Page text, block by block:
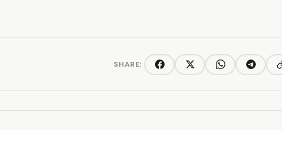
SHARE: FacebookTwitter/XWhatsAppTelegram